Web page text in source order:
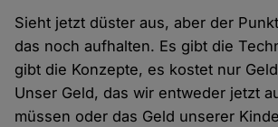
Sieht jetzt düster aus, aber der
das noch aufhalten. Es gibt die
gibt die Konzepte, es kostet nur
Unser Geld, das wir entweder jetzt
müssen oder das Geld unserer